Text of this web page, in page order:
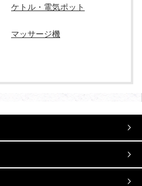
ケトル・電気ポット
マッサージ機